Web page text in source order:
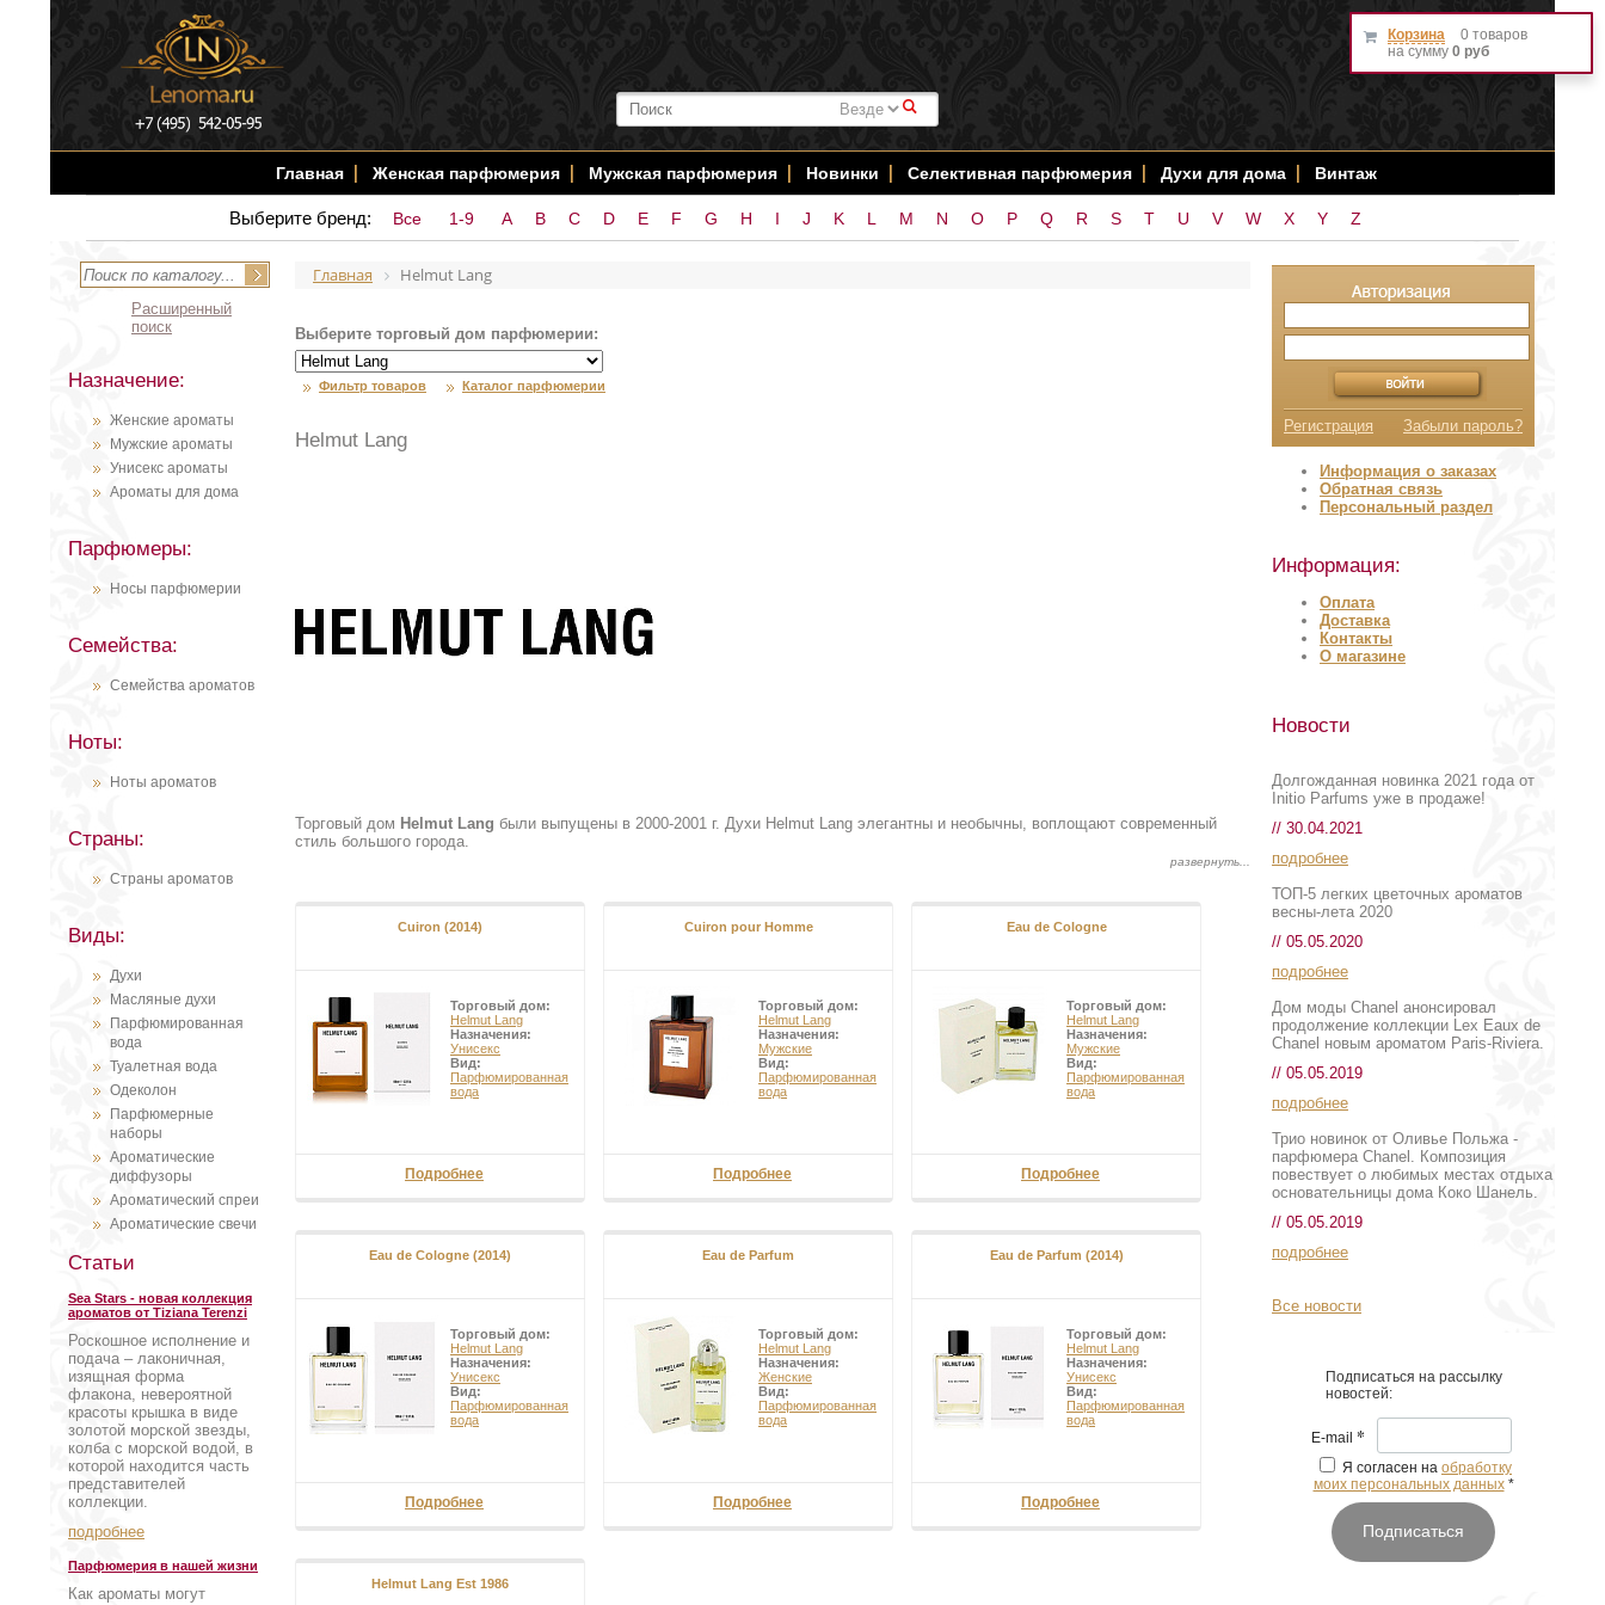
#
Главная Женская парфюмерия Мужская парфюмерия Новинки Селективная парфюмерия Духи для дома Винтаж
Выберите бренд: Все 1-9 A B C D E F G H I J K L M N O P Q R S T U V W X Y Z
Расширенный
поиск
Назначение:
Женские ароматы
Мужские ароматы
Унисекс ароматы
Ароматы для дома
Парфюмеры:
Носы парфюмерии
Семейства:
Семейства ароматов
Ноты:
Ноты ароматов
Страны:
Страны ароматов
Виды:
Духи
Масляные духи
Парфюмированная
вода
Туалетная вода
Одеколон
Парфюмерные
наборы
Ароматические
диффузоры
Ароматический спреи
Ароматические свечи
Статьи
Sea Stars - новая коллекция
ароматов от Tiziana Terenzi
Роскошное исполнение и
подача – лаконичная,
изящная форма
флакона, невероятной
красоты крышка в виде
золотой морской звезды,
колба с морской водой, в
которой находится часть
представителей
коллекции.
подробнее
Парфюмерия в нашей жизни
Как ароматы могут
Главная Helmut Lang
Выберите торговый дом парфюмерии:
Фильтр товаров Каталог парфюмерии
Helmut Lang
Торговый дом Helmut Lang были выпущены в 2000-2001 г. Духи Helmut Lang элегантны и необычны, воплощают современный
стиль большого города.
Cuiron (2014)
Торговый дом:
Helmut Lang
Назначения:
Унисекс
Вид:
Парфюмированная
вода
Подробнее
Cuiron pour Homme
Торговый дом:
Helmut Lang
Назначения:
Мужские
Вид:
Парфюмированная
вода
Подробнее
Eau de Cologne
Торговый дом:
Helmut Lang
Назначения:
Мужские
Вид:
Парфюмированная
вода
Подробнее
Eau de Cologne (2014)
Торговый дом:
Helmut Lang
Назначения:
Унисекс
Вид:
Парфюмированная
вода
Подробнее
Eau de Parfum
Торговый дом:
Helmut Lang
Назначения:
Женские
Вид:
Парфюмированная
вода
Подробнее
Eau de Parfum (2014)
Торговый дом:
Helmut Lang
Назначения:
Унисекс
Вид:
Парфюмированная
вода
Подробнее
Helmut Lang Est 1986
Корзина
0 товаров
на сумму 0 руб
Регистрация Забыли пароль?
Информация о заказах
Обратная связь
Персональный раздел
Информация:
Оплата
Доставка
Контакты
О магазине
Новости
Долгожданная новинка 2021 года от
Initio Parfums уже в продаже!
// 30.04.2021
подробнее
ТОП-5 легких цветочных ароматов
весны-лета 2020
// 05.05.2020
подробнее
Дом моды Chanel анонсировал
продолжение коллекции Lex Eaux de
Chanel новым ароматом Paris-Riviera.
// 05.05.2019
подробнее
Трио новинок от Оливье Польжа -
парфюмера Chanel. Композиция
повествует о любимых местах отдыха
основательницы дома Коко Шанель.
// 05.05.2019
подробнее
Все новости
Подписаться на рассылку
новостей:
E-mail *
Я согласен на обработку
моих персональных данных *
Подписаться